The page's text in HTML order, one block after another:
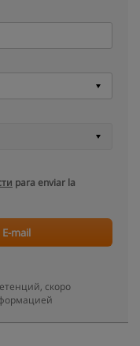
para enviar la
mail
скоро